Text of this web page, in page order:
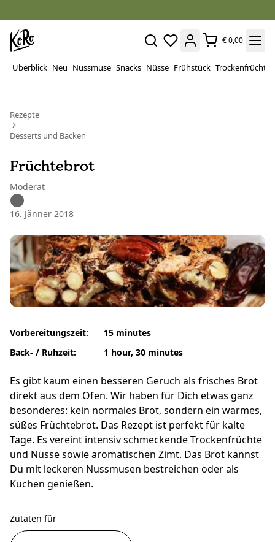
€ 0,00
Überblick Neu Nussmuse Snacks Nüsse Frühstück Trockenfrüchte
Rezepte
Desserts und Backen
Früchtebrot
Moderat
16. Jänner 2018
Vorbereitungszeit:
Back- / Ruhzeit:
15 minutes
1 hour, 30 minutes
Es gibt kaum einen besseren Geruch als frisches Brot
direkt aus dem Ofen. Wir haben für Dich etwas ganz
besonderes: kein normales Brot, sondern ein warmes,
süßes Früchtebrot. Das Rezept ist perfekt für kalte
Tage. Es vereint intensiv schmeckende Trockenfrüchte
und Nüsse sowie aromatischen Zimt. Das Brot kannst
Du mit leckeren Nussmusen bestreichen oder als
Kuchen genießen.
Zutaten für